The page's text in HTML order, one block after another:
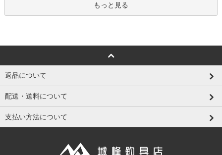
もっと見る
返品について
配送・送料について
支払い方法について